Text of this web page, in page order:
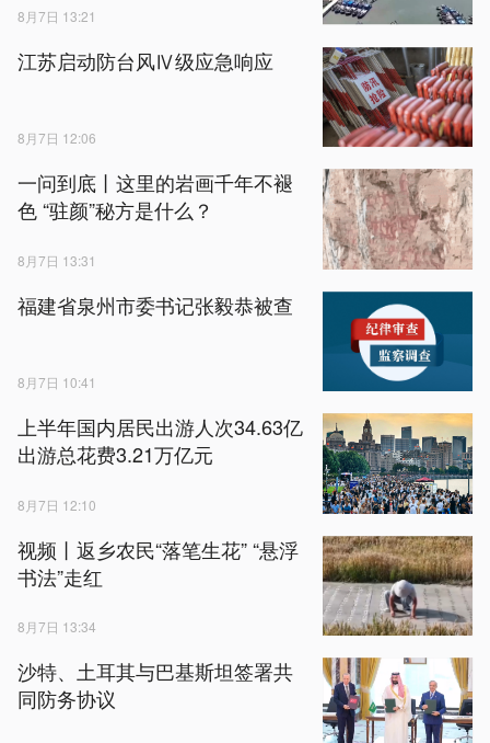
8月7日 13:21
江苏启动防台风Ⅳ级应急响应
8月7日 12:06
一问到底丨这里的岩画千年不褪
色 “驻颜”秘方是什么？
8月7日 13:31
福建省泉州市委书记张毅恭被查
8月7日 10:41
上半年国内居民出游人次34.63亿
出游总花费3.21万亿元
8月7日 12:10
视频丨返乡农民“落笔生花” “悬浮
书法”走红
8月7日 13:34
沙特、土耳其与巴基斯坦签署共
同防务协议